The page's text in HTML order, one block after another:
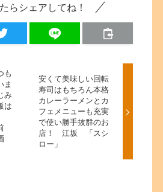
らシェアしてね！
も
ま
み
は
安くて美味しい回転
寿司はもちろん本格
カレーラーメンとカ
フェメニューも充実
で使い勝手抜群のお
店！ 江坂 「スシ
ロー」